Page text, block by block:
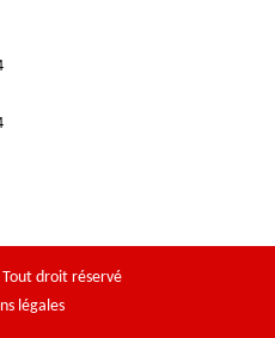
droit réservé
légales